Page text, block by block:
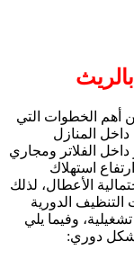
أهم الخطوات التي
المنازل
داخل الفلاتر ومجاري
استهلاك
الأعطال، لذلك
التنظيف الدورية
وفيما يلي
بشكل دوري: